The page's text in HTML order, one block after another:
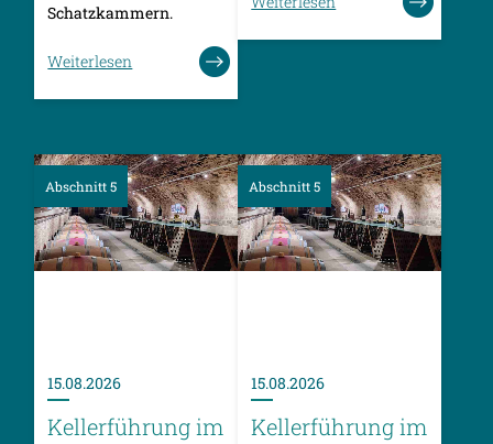
Schatzkammern.
Weiterlesen
15.08.2026
Kellerführung im
Abschnitt 5
15.08.2026
Kellerführung im
Abschnitt 5